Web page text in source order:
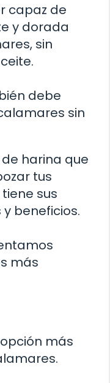
capaz de
y dorada
sin
debe
sin
harina que
tus
sus
beneficios.
más
más